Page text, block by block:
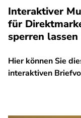
Interaktiver
für
sperren lassen
Hier können Sie
interaktiven